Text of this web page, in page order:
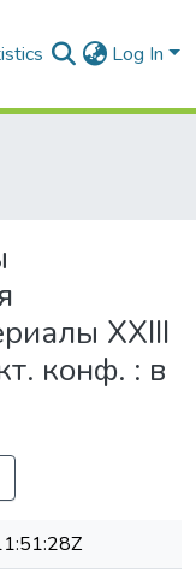
Log In
XXIII
конф. : в